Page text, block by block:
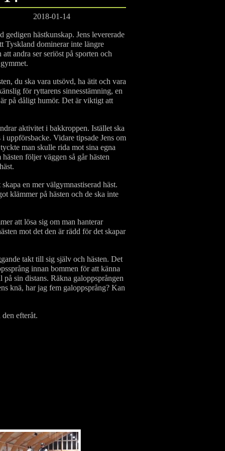
2018-01-14
hästkunskap. Jens levererade
Tyskland dominerar inte längre
andra ser seriöst på sporten och
du ska vara utsövd, ha ätit och vara
för ryttarens sinnesstämning, en
på dåligt humör. Det är viktigt att
aktivitet i bakkroppen. Istället ska
uppförsbacke. Vidare tipsade Jens om
man skulle rida mot sina egna
följer väggen så går hästen
en mer välgymnastiserad häst.
klämmer på hästen och de ska inte
att lösa sig om man hanterar
mot det den är rädd för det skapar
takt till sig själv och hästen. Det
innan bommen för att känna
sin distans. Räkna galoppsprången
knä, har jag fem galoppsprång? Kan
efteråt.